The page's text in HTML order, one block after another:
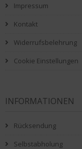
Impressum
Kontakt
Widerrufsbelehrung
Cookie Einstellungen
INFORMATIONEN
Rücksendung
Selbstabholung